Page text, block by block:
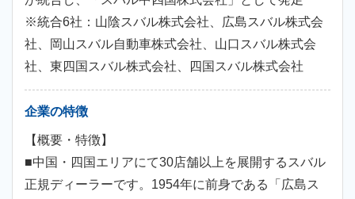
※統合6社：山陰スバル株式会社、広島スバル株式会
社、岡山スバル自動車株式会社、山口スバル株式会
社、東四国スバル株式会社、四国スバル株式会社
企業の特徴
【概要・特徴】
■中国・四国エリアにて30店舗以上を展開するスバル
正規ディーラーです。1954年に前身である「広島ス